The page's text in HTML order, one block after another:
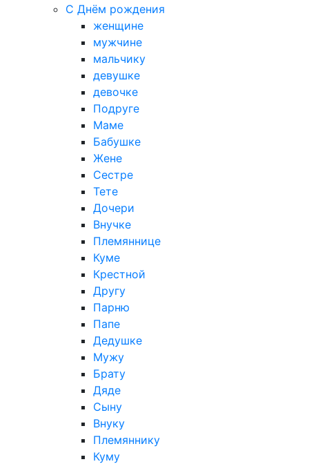
С Днём рождения
женщине
мужчине
мальчику
девушке
девочке
Подруге
Маме
Бабушке
Жене
Сестре
Тете
Дочери
Внучке
Племяннице
Куме
Крестной
Другу
Парню
Папе
Дедушке
Мужу
Брату
Дяде
Сыну
Внуку
Племяннику
Куму